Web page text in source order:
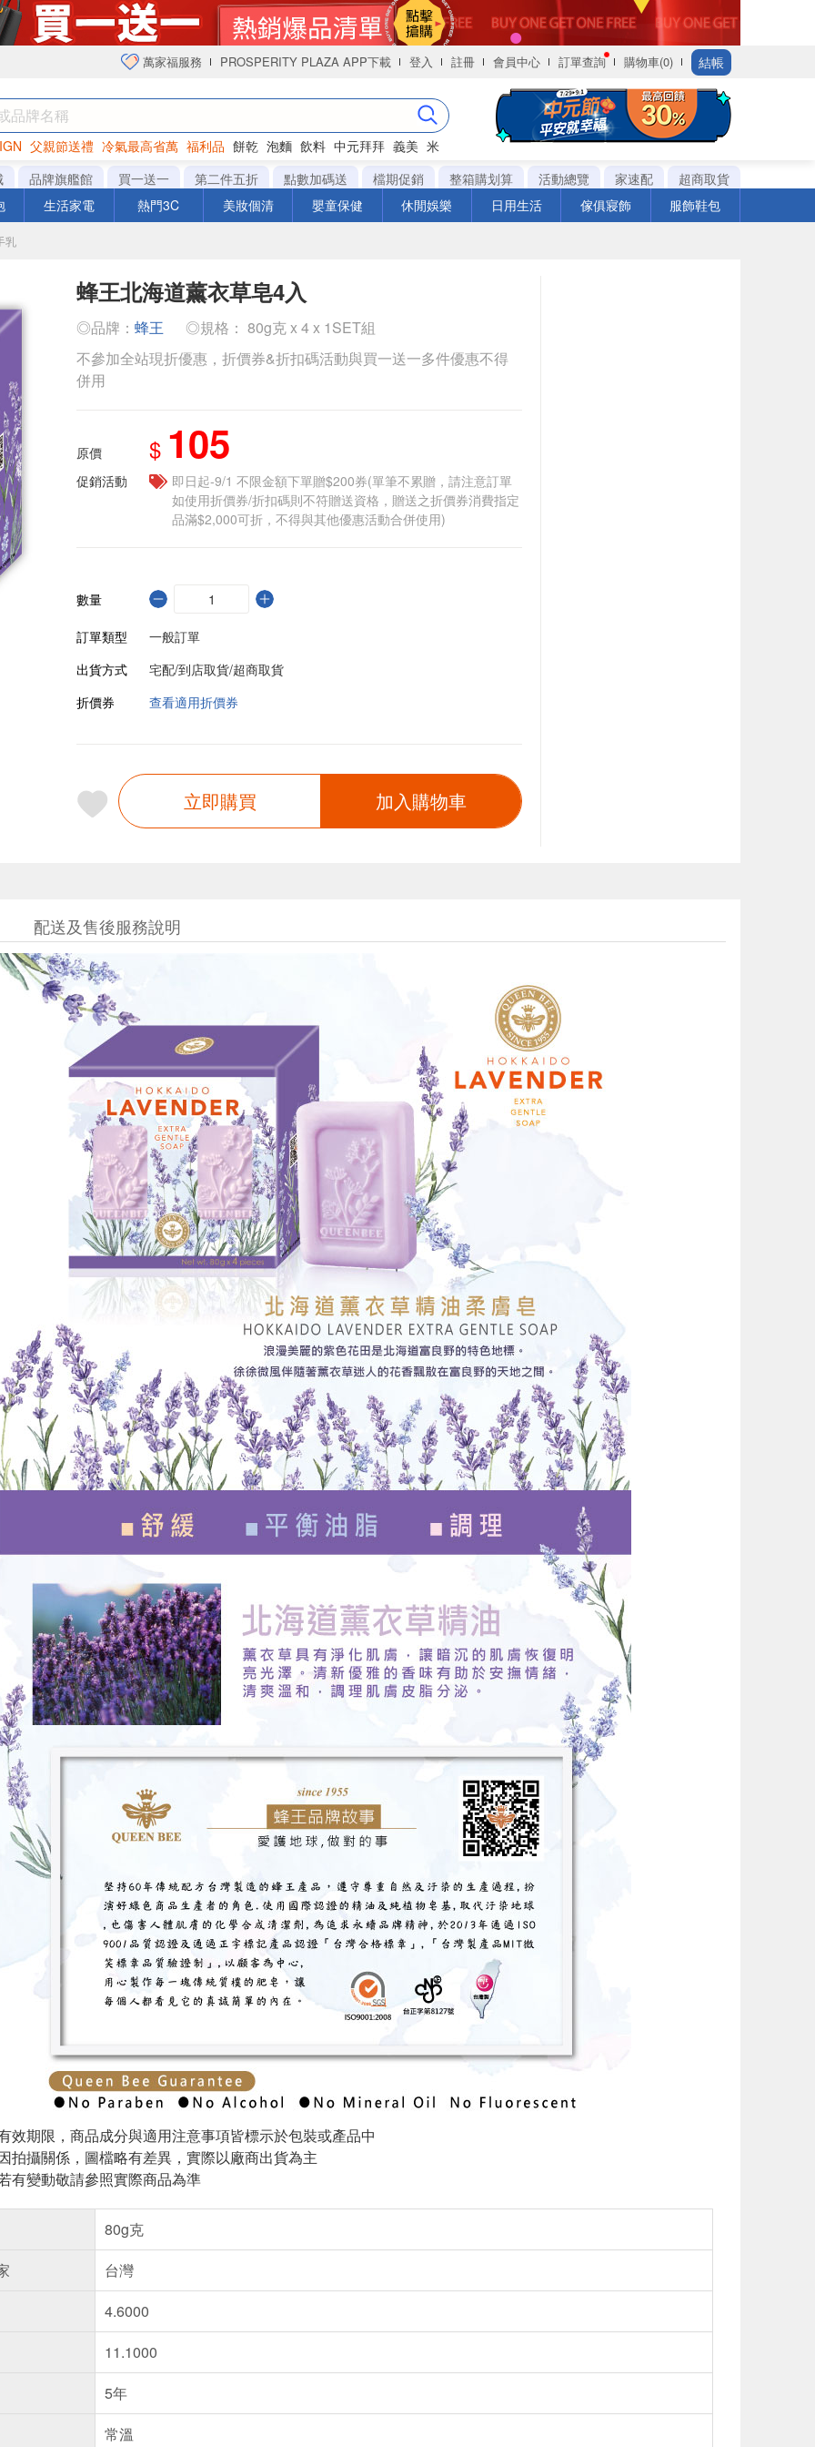
萬家福服務 PROSPERITY PLAZA APP下載 登入 註冊 會員中心 訂單查詢 購物車(0) 結帳
父親節送禮 冷氣最高省萬 福利品 餅乾 泡麵 飲料 中元拜拜 義美 米
衛生紙
品牌旗艦館 買一送一 第二件五折 點數加碼送 檔期促銷 整箱購划算 活動總覽 家速配
超商取貨
生活家電 熱門3C 美妝個清 嬰童保健 休閒娛樂 日用生活 傢俱寢飾 服飾鞋包
乳
蜂王北海道薰衣草皂4入
◎品牌： 蜂王
◎規格： 80g克 x 4 x 1SET組
不參加全站現折優惠，折價券&折扣碼活動與買一送一多件優惠不得
併用
原價 $ 105
促銷活動
即日起-9/1 不限金額下單贈$200券(單筆不累贈，請注意訂單
如使用折價券/折扣碼則不符贈送資格，贈送之折價券消費指定
品滿$2,000可折，不得與其他優惠活動合併使用)
數量
訂單類型
一般訂單
出貨方式
宅配/到店取貨/超商取貨
折價券
查看適用折價券
立即購買 加入購物車
配送及售後服務說明
效期限，商品成分與適用注意事項皆標示於包裝或產品中
拍攝關係，圖檔略有差異，實際以廠商出貨為主
有變動敬請參照實際商品為準
80g克
台灣
4.6000
11.1000
5年
常溫